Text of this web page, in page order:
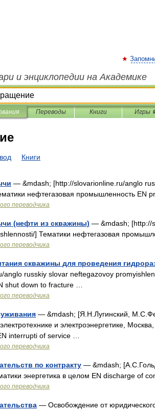
и энциклопедии на Академике
Переводы Книги Игры
Книги
— &mdash; [http://slovarionline.ru/anglo
нефтегазовая промышленность EN
переводчика
(нефти из скважины) — &mdash; [http://
] Тематики нефтегазовая
переводчика
скважины для проведения
anglo russkiy slovar neftegazovoy
shut down to fracture …
переводчика
— &mdash; [Я.Н.Лугинский,
и электроэнергетике,
interrupti of service …
переводчика
по контракту — &mdash;
энергетика в целом EN discharge of
переводчика
— Освобождение от